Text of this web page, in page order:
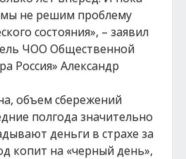
не решим проблему
состояния», – заявил
ЧОО Общественной
Россия» Александр
объем сбережений
полгода значительно
деньги в страхе за
копит на «черный день»,